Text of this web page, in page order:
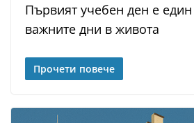
Първият учебен ден е
важните дни в живота
Прочети повече